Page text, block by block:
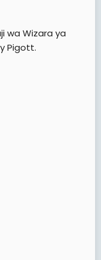
wa Wizara ya
Pigott.